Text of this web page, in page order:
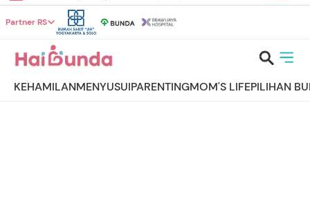
Partner RS
KEHAMILANMENYUSUIPARENTINGMOM'S LIFEPILIHAN